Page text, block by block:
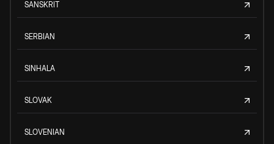
SANSKRIT
SERBIAN
SINHALA
SLOVAK
SLOVENIAN